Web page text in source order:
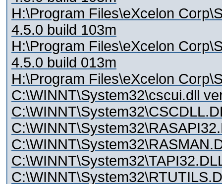
H:\Program Files\eXcelon
4.5.0 build 103m
H:\Program Files\eXcelon
4.5.0 build 013m
H:\Program Files\eXcelon
C:\WINNT\System32\cscui.dll